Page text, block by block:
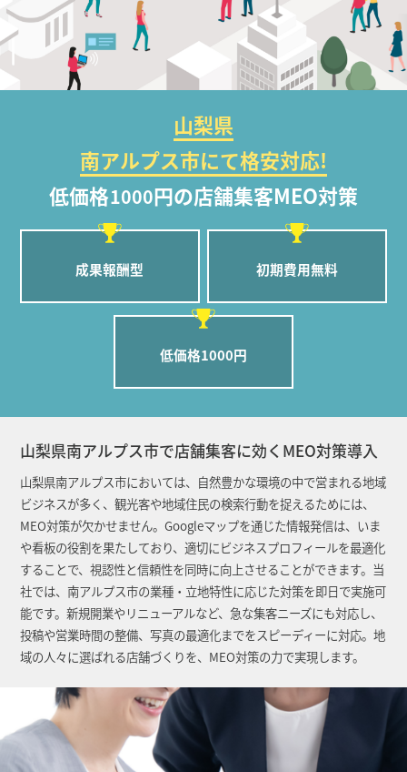
山梨県
南アルプス市にて格安対応!
低価格1000円の店舗集客MEO対策
成果報酬型 初期費用無料
低価格1000円
山梨県南アルプス市で店舗集客に効くMEO対策導入
山梨県南アルプス市においては、自然豊かな環境の中で営まれる地域
ビジネスが多く、観光客や地域住民の検索行動を捉えるためには、
MEO対策が欠かせません。Googleマップを通じた情報発信は、いま
や看板の役割を果たしており、適切にビジネスプロフィールを最適化
することで、視認性と信頼性を同時に向上させることができます。当
社では、南アルプス市の業種・立地特性に応じた対策を即日で実施可
能です。新規開業やリニューアルなど、急な集客ニーズにも対応し、
投稿や営業時間の整備、写真の最適化までをスピーディーに対応。地
域の人々に選ばれる店舗づくりを、MEO対策の力で実現します。